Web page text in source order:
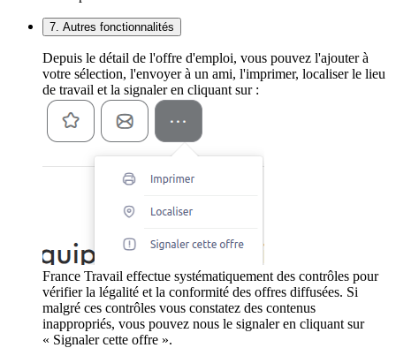
7. Autres fonctionnalités
Depuis le détail de l'offre d'emploi, vous pouvez l'ajouter à
votre sélection, l'envoyer à un ami, l'imprimer, localiser le lieu
de travail et la signaler en cliquant sur :
France Travail effectue systématiquement des contrôles pour
vérifier la légalité et la conformité des offres diffusées. Si
malgré ces contrôles vous constatez des contenus
inappropriés, vous pouvez nous le signaler en cliquant sur
« Signaler cette offre ».